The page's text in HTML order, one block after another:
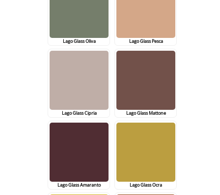
Lago Glass Oliva Lago Glass Pesca
Lago Glass Cipria Lago Glass Mattone
Lago Glass Amaranto Lago Glass Ocra